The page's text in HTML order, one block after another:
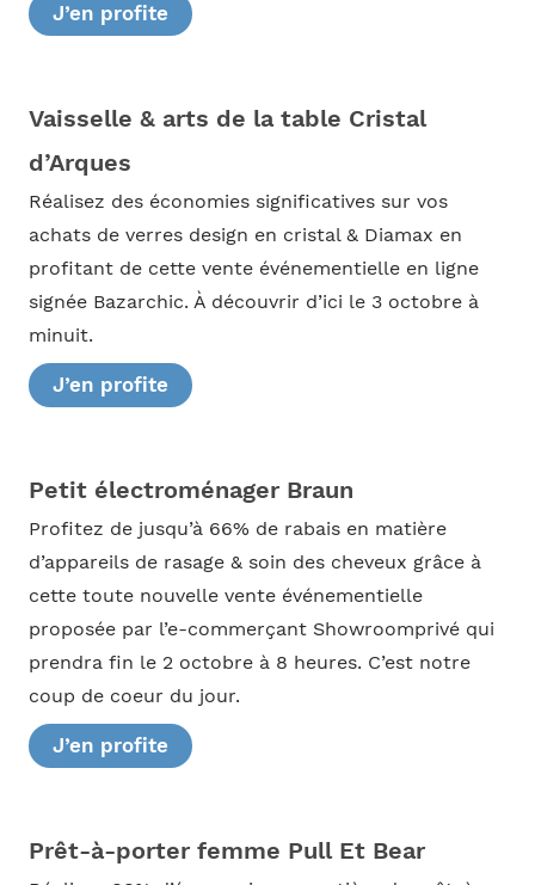
J’en profite
Vaisselle & arts de la table Cristal
d’Arques
Réalisez des économies significatives sur vos
achats de verres design en cristal & Diamax en
profitant de cette vente événementielle en ligne
signée Bazarchic. À découvrir d’ici le 3 octobre à
minuit.
J’en profite
Petit électroménager Braun
Profitez de jusqu’à 66% de rabais en matière
d’appareils de rasage & soin des cheveux grâce à
cette toute nouvelle vente événementielle
proposée par l’e-commerçant Showroomprivé qui
prendra fin le 2 octobre à 8 heures. C’est notre
coup de coeur du jour.
J’en profite
Prêt-à-porter femme Pull Et Bear